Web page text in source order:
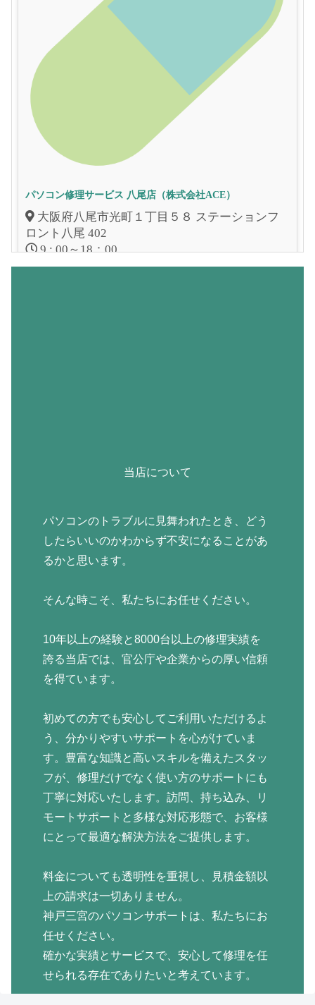
当店について
パソコンのトラブルに見舞われたとき、どう
したらいいのかわからず不安になることがあ
るかと思います。
そんな時こそ、私たちにお任せください。
10年以上の経験と8000台以上の修理実績を
誇る当店では、官公庁や企業からの厚い信頼
を得ています。
初めての方でも安心してご利用いただけるよ
う、分かりやすいサポートを心がけていま
す。豊富な知識と高いスキルを備えたスタッ
フが、修理だけでなく使い方のサポートにも
丁寧に対応いたします。訪問、持ち込み、リ
モートサポートと多様な対応形態で、お客様
にとって最適な解決方法をご提供します。
料金についても透明性を重視し、見積金額以
上の請求は一切ありません。
神戸三宮のパソコンサポートは、私たちにお
任せください。
確かな実績とサービスで、安心して修理を任
せられる存在でありたいと考えています。